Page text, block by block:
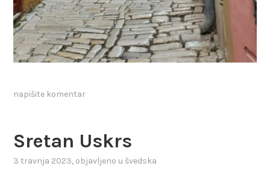
napišite komentar
Sretan Uskrs
3 travnja 2023, objavljeno u švedska